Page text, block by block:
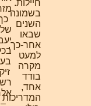
חיילות.
בשמונה
השנים
שבאו
אחר-כך,
למעט
מקרה
בודד
אחד,
המדריכות
מזרחה,
כך
שלא
יעברו
בכלל
בעין
זיק.
רשת
אלחוט
–